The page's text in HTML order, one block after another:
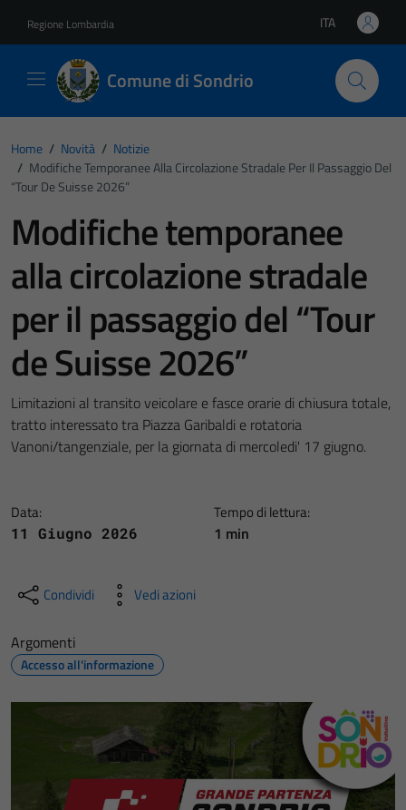
Regione Lombardia Lingua attiva:
ITA
Comune di Sondrio
Home / Novità / Notizie
/ Modifiche Temporanee Alla Circolazione Stradale Per Il Passaggio Del
“Tour De Suisse 2026”
Modifiche temporanee
alla circolazione stradale
per il passaggio del “Tour
de Suisse 2026”
Limitazioni al transito veicolare e fasce orarie di chiusura totale,
tratto interessato tra Piazza Garibaldi e rotatoria
Vanoni/tangenziale, per la giornata di mercoledi' 17 giugno.
Data:
11 Giugno 2026
Tempo di lettura:
1 min
Condividi Vedi azioni
Argomenti
Accesso all'informazione